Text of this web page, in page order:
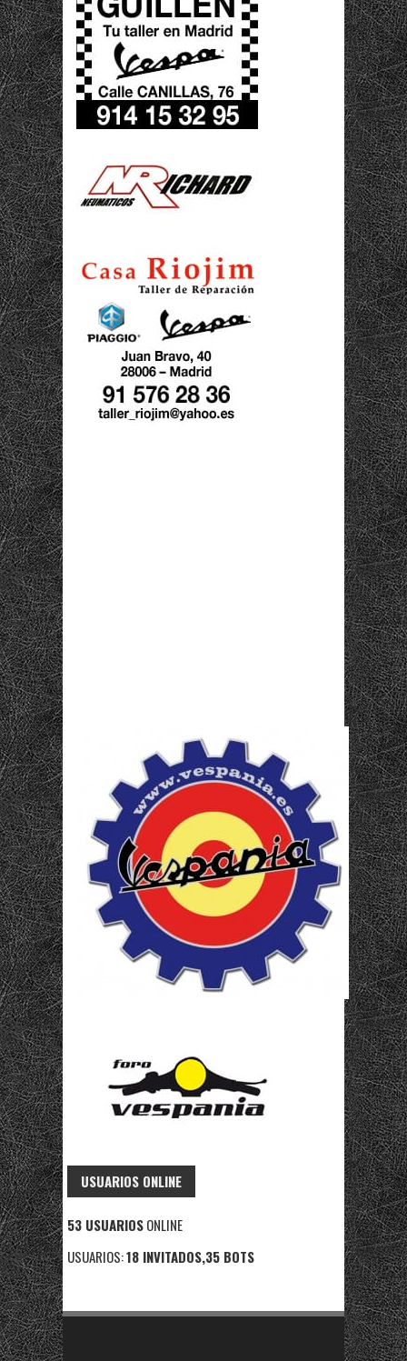
USUARIOS ONLINE
53 USUARIOSONLINE
USUARIOS:18 INVITADOS,35 BOTS